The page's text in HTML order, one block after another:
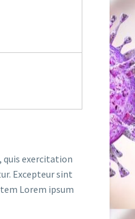
quis exercitation
Excepteur sint
Lorem ipsum